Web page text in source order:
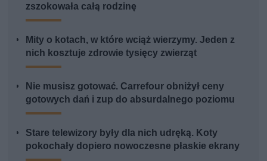
zszokowała całą rodzinę
Mity o kotach, w które wciąż wierzymy. Jeden z
nich kosztuje zdrowie tysięcy zwierząt
Nie musisz gotować. Carrefour obniżył ceny
gotowych dań i zup do absurdalnego poziomu
Stare telewizory były dla nich udręką. Koty
pokochały dopiero nowoczesne płaskie ekrany